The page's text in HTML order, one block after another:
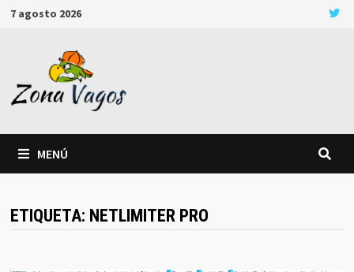
Saltar
7 agosto 2026
MENÚ
ETIQUETA: NETLIMITER PRO